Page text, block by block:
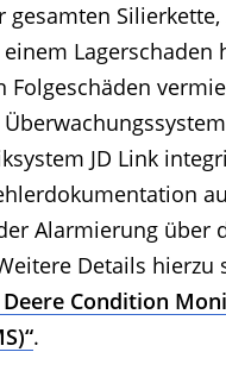
gesamten
Lagerschaden
Folgeschäden
JD Link
Alarmierung über
Details hierzu
Deere Condition
.